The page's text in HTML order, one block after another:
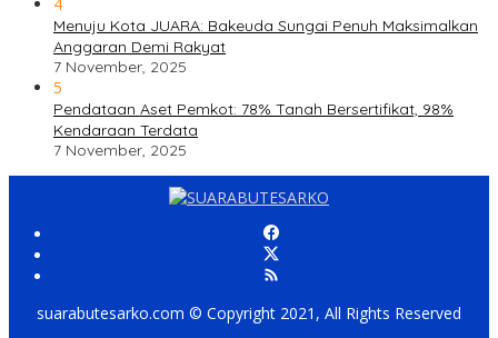
Menuju Kota JUARA: Bakeuda Sungai Penuh Maksimalkan
Anggaran Demi Rakyat
7 November, 2025
5
Pendataan Aset Pemkot: 78% Tanah Bersertifikat, 98%
Kendaraan Terdata
7 November, 2025
suarabutesarko.com © Copyright 2021, All Rights Reserved